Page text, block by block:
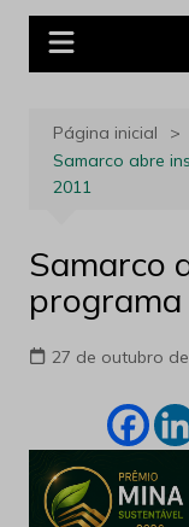
Página inicial
Samarco abre
2011
Samarco
27 de outubro